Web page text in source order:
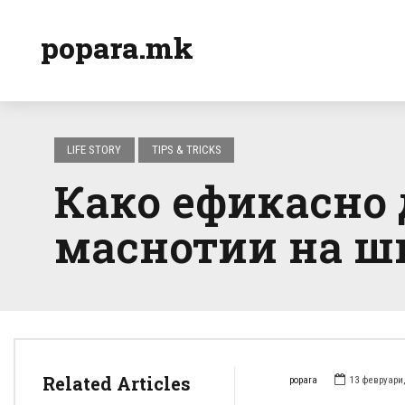
popara.mk
LIFE STORY TIPS & TRICKS
Како ефикасно
маснотии на
Related Articles popara 13